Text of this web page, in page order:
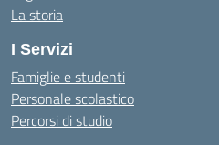
La storia
I Servizi
Famiglie e studenti
Personale scolastico
Percorsi di studio